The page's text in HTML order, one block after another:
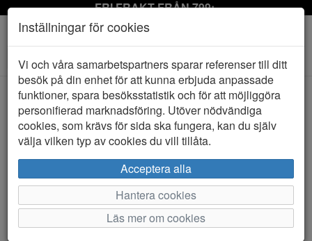
FRI FRAKT FRÅN 799:-
Toggle
navigation
HEM TAMARIS
Inställningar för cookies
Vi och våra samarbetspartners sparar referenser till ditt
besök på din enhet för att kunna erbjuda anpassade
funktioner, spara besöksstatistik och för att möjliggöra
personifierad marknadsföring. Utöver nödvändiga
cookies, som krävs för sida ska fungera, kan du själv
välja vilken typ av cookies du vill tillåta.
Acceptera alla
Hantera cookies
Läs mer om cookies